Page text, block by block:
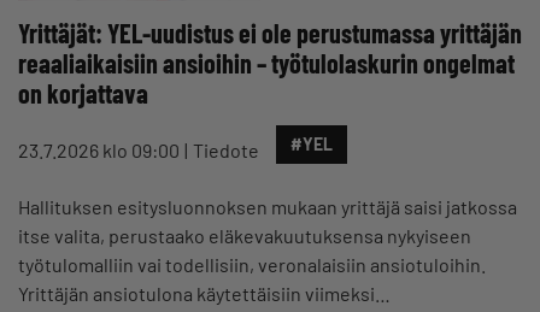
Yrittäjät: YEL‑uudistus ei ole perustumassa yrittäjän
reaaliaikaisiin ansioihin – työtulolaskurin ongelmat
on korjattava
23.7.2026 klo 09:00 Tiedote #YEL
Hallituksen esitysluonnoksen mukaan yrittäjä saisi jatkossa
itse valita, perustaako eläkevakuutuksensa nykyiseen
työtulomalliin vai todellisiin, veronalaisiin ansiotuloihin.
Yrittäjän ansiotulona käytettäisiin viimeksi…